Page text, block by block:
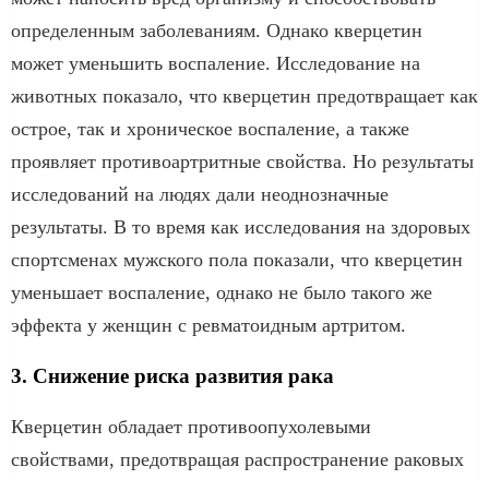
определенным заболеваниям. Однако кверцетин
может уменьшить воспаление. Исследование на
животных показало, что кверцетин предотвращает как
острое, так и хроническое воспаление, а также
проявляет противоартритные свойства. Но результаты
исследований на людях дали неоднозначные
результаты. В то время как исследования на здоровых
спортсменах мужского пола показали, что кверцетин
уменьшает воспаление, однако не было такого же
эффекта у женщин с ревматоидным артритом.
3. Снижение риска развития рака
Кверцетин обладает противоопухолевыми
свойствами, предотвращая распространение раковых